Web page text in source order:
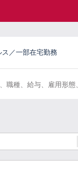
／一部在宅勤務
、職種、給与、雇用形態